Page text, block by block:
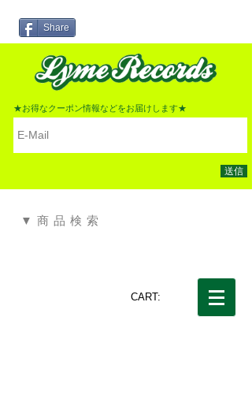
Share
★お得なクーポン情報などをお届けします★
送信
▼商品検索
CART: